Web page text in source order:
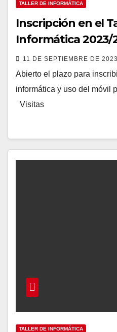
TALLER DE INFORMÁTICA
Inscripción en el
Informática 2023/
11 DE SEPTIEMBRE DE 2023
Abierto el plazo para
informática y uso del móvil
Visitas
TALLER DE INFORMÁTICA